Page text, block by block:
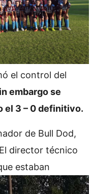
el control del
embargo se
el 3 – 0 definitivo.
de Bull Dod,
director técnico
estaban